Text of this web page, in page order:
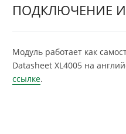
ПОДКЛЮЧЕНИЕ
Модуль работает как
Datasheet XL4005 на
ссылке.